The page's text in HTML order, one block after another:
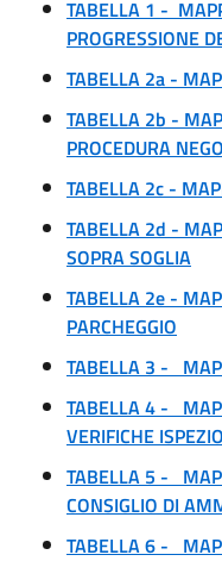
TABELLA 1 -
PROGRESSIONE
TABELLA 2a -
TABELLA 2b -
PROCEDURA
TABELLA 2c -
TABELLA 2d -
SOPRA SOGLIA
TABELLA 2e -
PARCHEGGIO
TABELLA 3 -
TABELLA 4 -
VERIFICHE
TABELLA 5 -
CONSIGLIO DI
TABELLA 6 -